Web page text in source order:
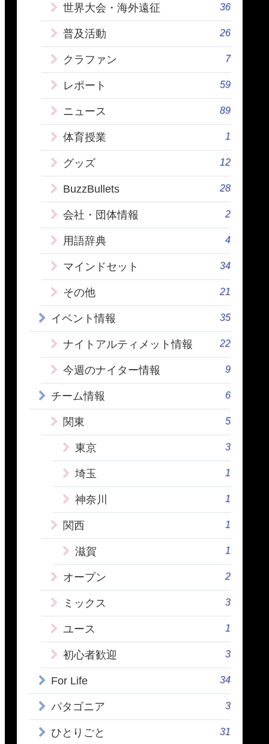
世界大会・海外遠征 36
普及活動 26
クラファン 7
レポート 59
ニュース 89
体育授業 1
グッズ 12
BuzzBullets 28
会社・団体情報 2
用語辞典 4
マインドセット 34
その他 21
イベント情報 35
ナイトアルティメット情報 22
今週のナイター情報 9
チーム情報 6
関東 5
東京 3
埼玉 1
神奈川 1
関西 1
滋賀 1
オープン 2
ミックス 3
ユース 1
初心者歓迎 3
For Life 34
パタゴニア 3
ひとりごと 31